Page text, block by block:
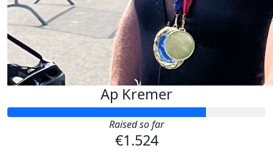
Ap Kremer
Raised so far
€1.524